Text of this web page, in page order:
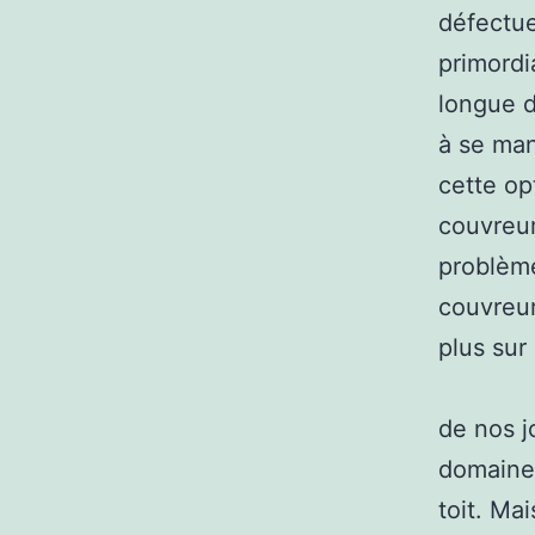
longue
à se
cette
plus
de nos
toit.